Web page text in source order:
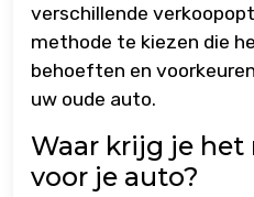
verschillende
methode te kiezen die
behoeften en
uw oude auto.
Waar krijg je het
voor je auto?